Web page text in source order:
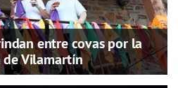
entre covas por la
Vilamartín